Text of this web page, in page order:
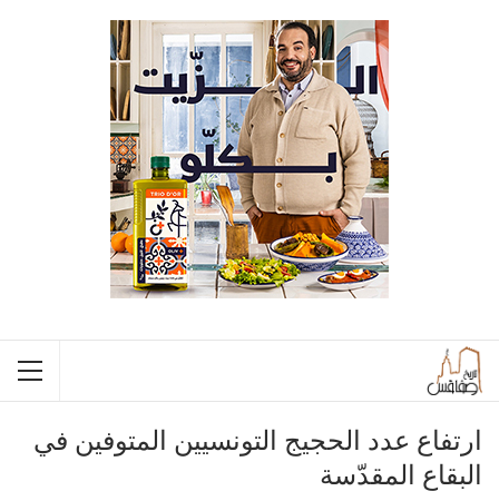
ارتفاع عدد الحجيج التونسيين المتوفين في
البقاع المقدّسة